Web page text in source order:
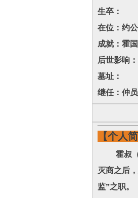
生卒：
在位：约
成就：霍
后世影响
墓址：
继任：仲
【个人
霍叔（
灭商之后
监”之职。